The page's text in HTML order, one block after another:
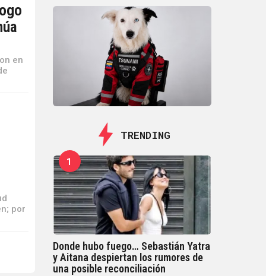
en
por
TRENDING
1
Donde hubo fuego… Sebastián Yatra
y Aitana despiertan los rumores de
una posible reconciliación